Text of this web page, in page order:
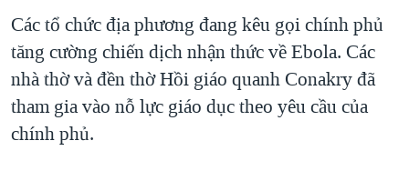
Các tổ chức địa phương đang kêu gọi chính phủ
tăng cường chiến dịch nhận thức về Ebola. Các
nhà thờ và đền thờ Hồi giáo quanh Conakry đã
tham gia vào nỗ lực giáo dục theo yêu cầu của
chính phủ.